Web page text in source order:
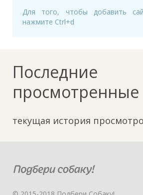
Для того, чтобы добавить
нажмите Ctrl+d
Последние
просмотренные
текущая история